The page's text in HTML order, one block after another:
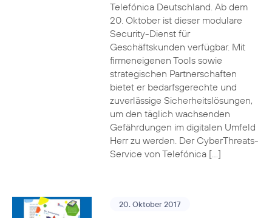
Telefónica Deutschland. Ab dem
20. Oktober ist dieser modulare
Security-Dienst für
Geschäftskunden verfügbar. Mit
firmeneigenen Tools sowie
strategischen Partnerschaften
bietet er bedarfsgerechte und
zuverlässige Sicherheitslösungen,
um den täglich wachsenden
Gefährdungen im digitalen Umfeld
Herr zu werden. Der CyberThreats-
Service von Telefónica […]
20. Oktober 2017